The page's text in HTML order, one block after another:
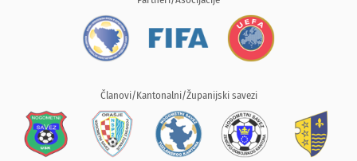
Članovi/Kantonalni/Županijski savezi